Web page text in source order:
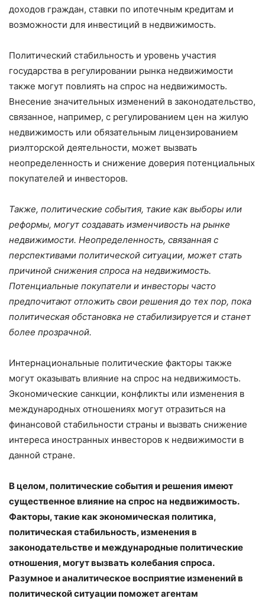
доходов граждан, ставки по ипотечным кредитам и
возможности для инвестиций в недвижимость.
Политический стабильность и уровень участия
государства в регулировании рынка недвижимости
также могут повлиять на спрос на недвижимость.
Внесение значительных изменений в законодательство,
связанное, например, с регулированием цен на жилую
недвижимость или обязательным лицензированием
риэлторской деятельности, может вызвать
неопределенность и снижение доверия потенциальных
покупателей и инвесторов.
Также, политические события, такие как выборы или
реформы, могут создавать изменчивость на рынке
недвижимости. Неопределенность, связанная с
перспективами политической ситуации, может стать
причиной снижения спроса на недвижимость.
Потенциальные покупатели и инвесторы часто
предпочитают отложить свои решения до тех пор, пока
политическая обстановка не стабилизируется и станет
более прозрачной.
Интернациональные политические факторы также
могут оказывать влияние на спрос на недвижимость.
Экономические санкции, конфликты или изменения в
международных отношениях могут отразиться на
финансовой стабильности страны и вызвать снижение
интереса иностранных инвесторов к недвижимости в
данной стране.
В целом, политические события и решения имеют
существенное влияние на спрос на недвижимость.
Факторы, такие как экономическая политика,
политическая стабильность, изменения в
законодательстве и международные политические
отношения, могут вызвать колебания спроса.
Разумное и аналитическое восприятие изменений в
политической ситуации поможет агентам